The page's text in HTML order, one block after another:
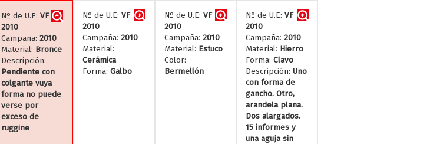
Nº de U.E: VF
2010
Campaña: 2010
Material: Bronce
Descripción:
Pendiente con
colgante vuya
forma no puede
verse por
exceso de
ruggine
Nº de U.E: VF
2010
Campaña: 2010
Material:
Cerámica
Forma: Galbo
Nº de U.E: VF
2010
Campaña: 2010
Material: Estuco
Color:
Bermellón
Nº de U.E:VF
2010
Campaña:2010
Material: Hierro
Forma:Clavo
Descripción:Uno
con forma de
gancho. Otro,
arandela plana.
Dos alargados.
15 informes y
una aguja sin